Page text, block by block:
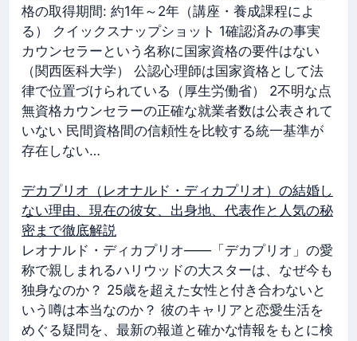
格の取得期間: 約1年～2年（講座・養成課程によ
る） クイックスナップショット 1確認済みの事実
カウンセラーという名称に国家資格の要件はない
（関西医科大学） 公認心理師は国家資格として法
律で位置づけられている（厚生労働省） 2不明な点
無資格カウンセラーの正確な就業者数は公表されて
いない 民間資格間の信頼性を比較する統一基準が
存在しない…
デカプリオ（レオナルド・ディカプリオ）の結婚し
ない理由、現在の彼女、出身地、代表作と人気の秘
密まで徹底解説
レオナルド・ディカプリオ――「デカプリオ」の愛
称で親しまれるハリウッドの大スターは、なぜ今も
独身なのか？ 25歳を超えた女性と付き合わないと
いう噂は本当なのか？ 彼のキャリアと恋愛生活を
めぐる疑問を、最新の報道と確かな情報をもとに検